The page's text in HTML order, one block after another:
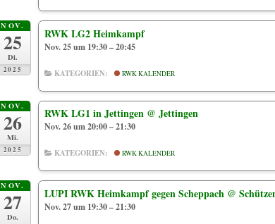
NOV.
25
Di.
2025
RWK LG2 Heimkampf
Nov. 25 um 19:30 – 20:45
KATEGORIEN: RWK KALENDER
NOV.
26
Mi.
2025
RWK LG1 in Jettingen @ Jettingen
Nov. 26 um 20:00 – 21:30
KATEGORIEN: RWK KALENDER
NOV.
27
Do.
LUPI RWK Heimkampf gegen Scheppach @
Nov. 27 um 19:30 – 21:30